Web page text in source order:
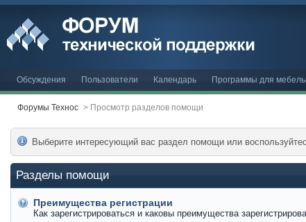
Обсуждения Пользователи Календарь Программы для
Форумы Технос > Просмотр разделов помощи
Выберите интересующий вас раздел помощи или
Разделы помощи
Преимущества регистрации
Как зарегистрироваться и каковы преимущества